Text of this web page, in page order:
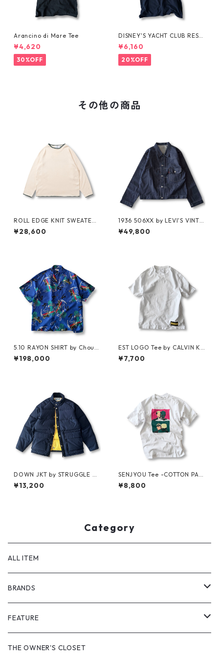
Arancino di Mare Tee
¥4,620
30%OFF
DISNEY'S YACHT CLUB RESO
RT Tee
¥6,160
20%OFF
その他の商品
ROLL EDGE KNIT SWEATER
by Little Yarmouth
¥28,600
1936 506XX by LEVI'S VINTA
GE GLOTHING NO-WASH
¥49,800
5.10 RAYON SHIRT by Chouin
ard Equipment
¥198,000
EST LOGO Tee by CALVIN KL
EIN JEANS ESTABLISHED.1978
¥7,700
DOWN JKT by STRUGGLE G
EAR
¥13,200
SENJYOU Tee -COTTON PAN
-
¥8,800
Category
ALL ITEM
BRANDS
GHOST ALMOSTBLACK
PRODUCT TWELVE
FEATURE
NEW VINTAGE
THE OWNER'S CLOSET